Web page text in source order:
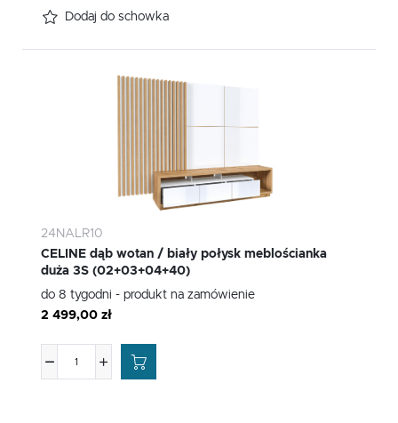
Dodaj do schowka
24NALR10
CELINE dąb wotan / biały połysk meblościanka
duża 3S (02+03+04+40)
do 8 tygodni - produkt na zamówienie
2 499,00 zł